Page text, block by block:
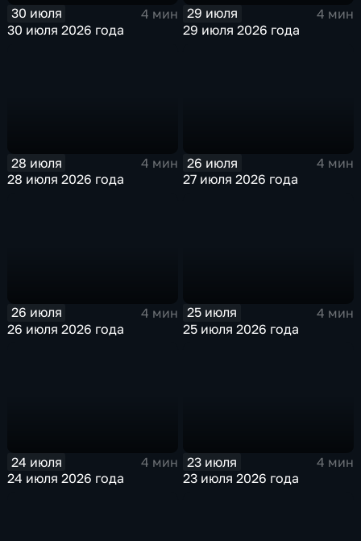
30 июля
4 мин
30 июля 2026 года
29 июля
4 мин
29 июля 2026 года
28 июля
4 мин
28 июля 2026 года
26 июля
4 мин
27 июля 2026 года
26 июля
4 мин
26 июля 2026 года
25 июля
4 мин
25 июля 2026 года
24 июля
4 мин
24 июля 2026 года
23 июля
4 мин
23 июля 2026 года